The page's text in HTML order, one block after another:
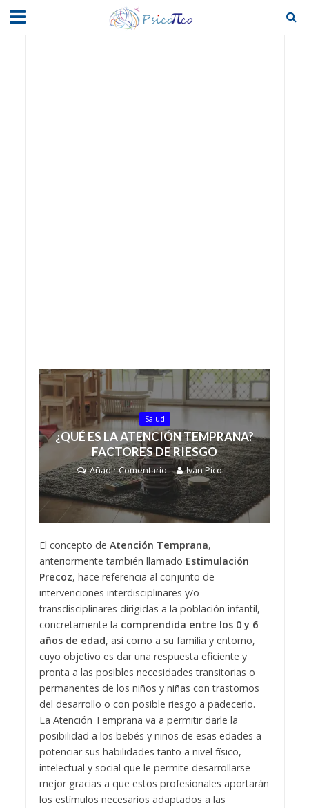
Salud
¿QUÉ ES LA ATENCIÓN TEMPRANA?
FACTORES DE RIESGO
Añadir Comentario Iván Pico
El concepto de Atención Temprana,
anteriormente también llamado Estimulación
Precoz, hace referencia al conjunto de
intervenciones interdisciplinares y/o
transdisciplinares dirigidas a la población infantil,
concretamente la comprendida entre los 0 y 6
años de edad, así como a su familia y entorno,
cuyo objetivo es dar una respuesta eficiente y
pronta a las posibles necesidades transitorias o
permanentes de los niños y niñas con trastornos
del desarrollo o con posible riesgo a padecerlo.
La Atención Temprana va a permitir darle la
posibilidad a los bebés y niños de esas edades a
potenciar sus habilidades tanto a nivel físico,
intelectual y social que le permite desarrollarse
mejor gracias a que estos profesionales aportarán
los estímulos necesarios adaptados a las